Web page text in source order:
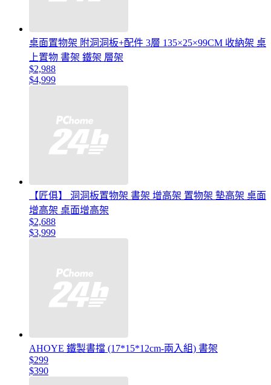
桌面置物架 附洞洞板+配件 3層 135×25×99CM 收納架 桌
上置物 書架 鐵架 層架
$2,988
$4,999
【匠俱】 洞洞板置物架 書架 增高架 置物架 墊高架 桌面
增高架 桌面增高架
$2,688
$3,999
AHOYE 鐵製書擋 (17*15*12cm-兩入組) 書架
$299
$390